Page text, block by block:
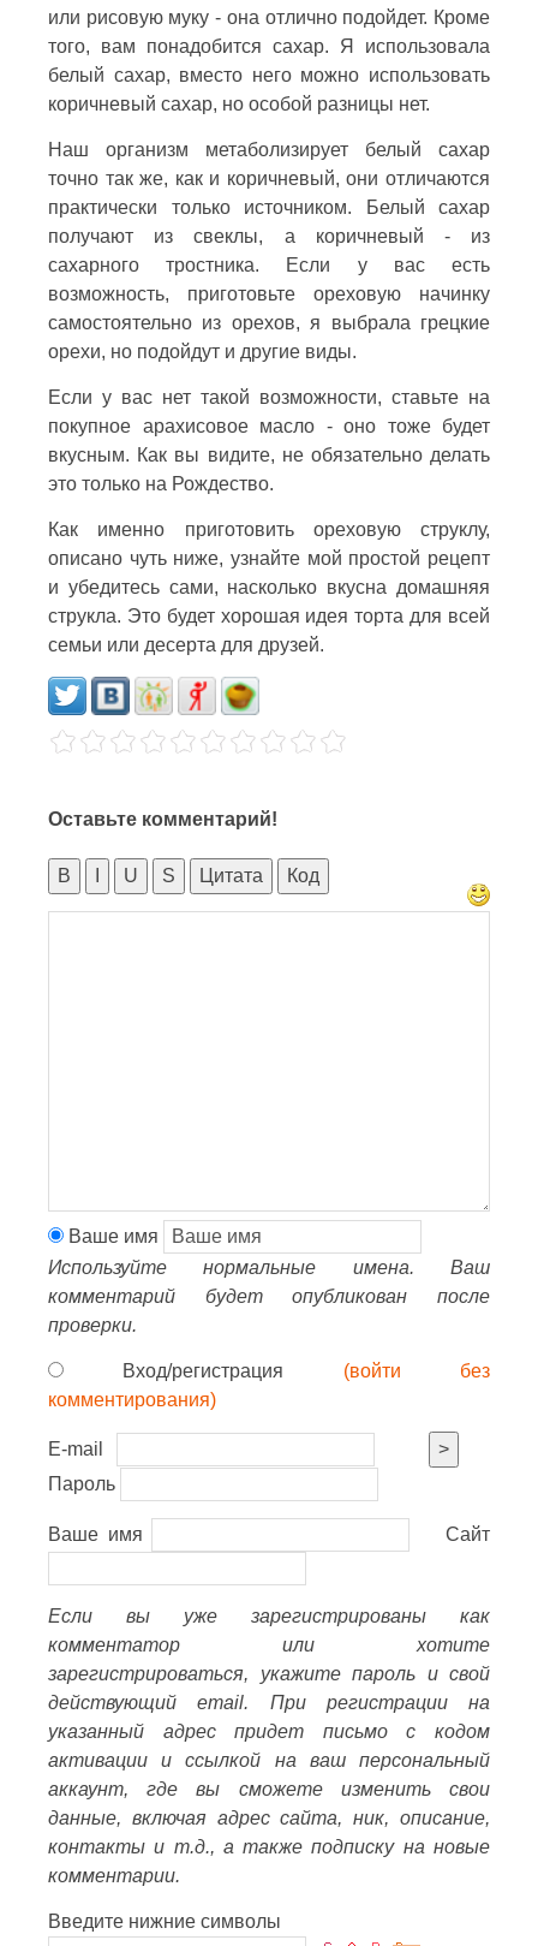
или рисовую муку - она отлично подойдет. Кроме
того, вам понадобится сахар. Я использовала
белый сахар, вместо него можно использовать
коричневый сахар, но особой разницы нет.
Наш организм метаболизирует белый сахар
точно так же, как и коричневый, они отличаются
практически только источником. Белый сахар
получают из свеклы, а коричневый - из
сахарного тростника. Если у вас есть
возможность, приготовьте ореховую начинку
самостоятельно из орехов, я выбрала грецкие
орехи, но подойдут и другие виды.
Если у вас нет такой возможности, ставьте на
покупное арахисовое масло - оно тоже будет
вкусным. Как вы видите, не обязательно делать
это только на Рождество.
Как именно приготовить ореховую струклу,
описано чуть ниже, узнайте мой простой рецепт
и убедитесь сами, насколько вкусна домашняя
струкла. Это будет хорошая идея торта для всей
семьи или десерта для друзей.
Оставьте комментарий!
B U S Цитата Код
Ваше имя
Используйте нормальные имена. Ваш
комментарий будет опубликован после
проверки.
Вход/регистрация (войти без
комментирования)
E-mail
>
Пароль
Ваше имя Сайт
Если вы уже зарегистрированы как
комментатор или хотите
зарегистрироваться, укажите пароль и свой
действующий email. При регистрации на
указанный адрес придет письмо с кодом
активации и ссылкой на ваш персональный
аккаунт, где вы сможете изменить свои
данные, включая адрес сайта, ник, описание,
контакты и т.д., а также подписку на новые
комментарии.
Введите нижние символы